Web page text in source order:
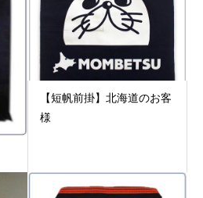
【短帆前掛】北海道のお客
様